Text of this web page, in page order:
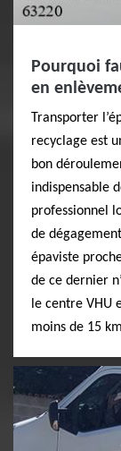
Pourquoi
en
Transporter
recyclage est
bon
indispensable
professionnel
de
épaviste
de ce dernier
le centre VHU
moins de 15